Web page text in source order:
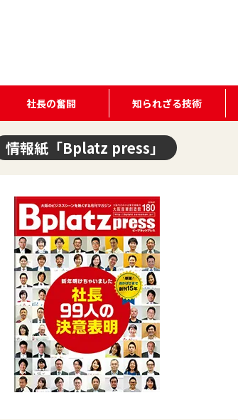
社長の奮闘 知られざる技術
情報紙「Bplatz press」